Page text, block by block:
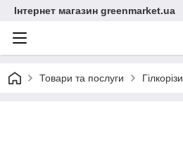
Інтернет магазин greenmarket.ua
Товари та послуги Гілкорізи